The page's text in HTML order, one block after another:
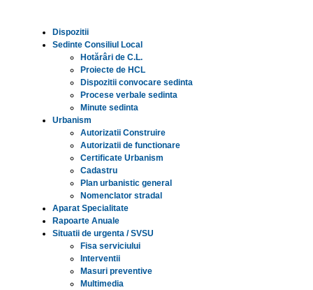
Dispozitii
Sedinte Consiliul Local
Hotărâri de C.L.
Proiecte de HCL
Dispozitii convocare sedinta
Procese verbale sedinta
Minute sedinta
Urbanism
Autorizatii Construire
Autorizatii de functionare
Certificate Urbanism
Cadastru
Plan urbanistic general
Nomenclator stradal
Aparat Specialitate
Rapoarte Anuale
Situatii de urgenta / SVSU
Fisa serviciului
Interventii
Masuri preventive
Multimedia